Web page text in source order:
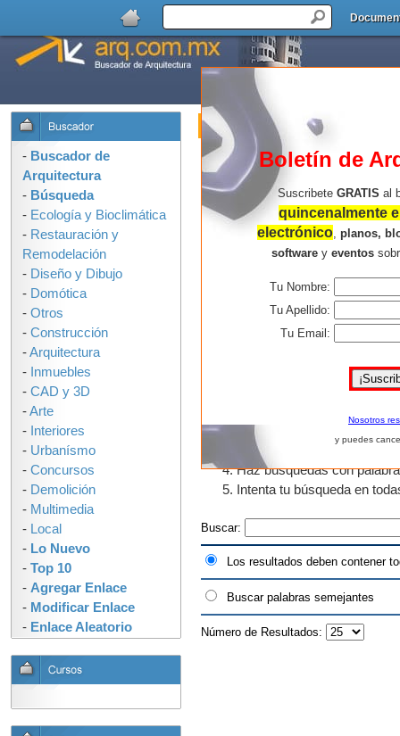
- Buscador de
Arquitectura
- Búsqueda
- Ecología y Bioclimática
- Restauración y
Remodelación
- Diseño y Dibujo
- Domótica
- Otros
- Construcción
-Arquitectura
- Inmuebles
- CAD y 3D
-Arte
- Interiores
- Urbanísmo
- Concursos
- Demolición
- Multimedia
- Local
- Lo Nuevo
- Top 10
- Agregar Enlace
- Modificar Enlace
- Enlace Aleatorio
Buscador de Arquitectura :
OPCIONES DE BUSQUEDA:
Consejos para buscar mejor:
Usa solo las palabras que
palabras, mas resultados
No uses corchetes,
que tengan "urban" en
como urbano, urbanos,
Haz búsquedas con
Intenta tu búsqueda en
Buscar:
Los resultados deben contener
Buscar palabras semejantes
Número de Resultados:
Boletín de
Suscribete GRATIS al
quincenalmente
electrónico, planos,
softwarey eventos
Tu Nombre:
Tu Apellido:
Tu Email:
Nosotros
y puedes